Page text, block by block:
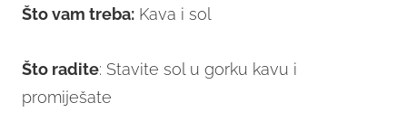
Što vam treba: Kava i sol
Što radite: Stavite sol u gorku kavu i
promiješate